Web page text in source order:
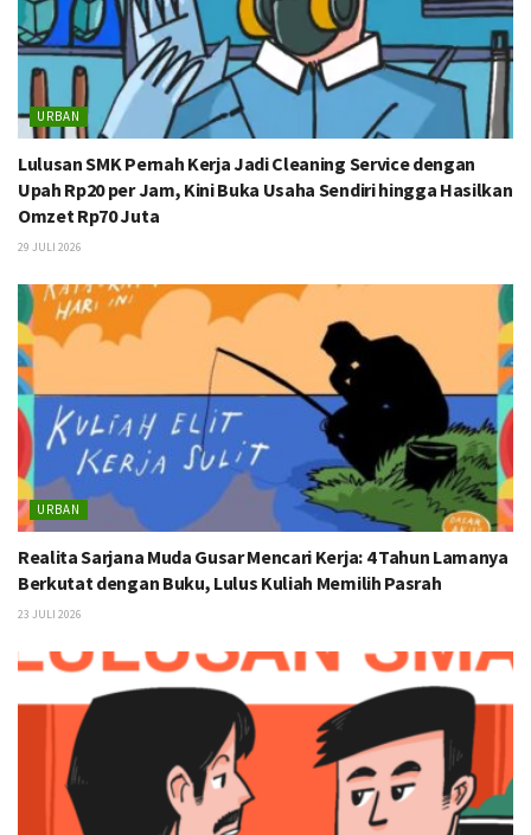
URBAN
Lulusan SMK Pernah Kerja Jadi Cleaning Service dengan
Upah Rp20 per Jam, Kini Buka Usaha Sendiri hingga Hasilkan
Omzet Rp70 Juta
29 JULI 2026
URBAN
Realita Sarjana Muda Gusar Mencari Kerja: 4 Tahun Lamanya
Berkutat dengan Buku, Lulus Kuliah Memilih Pasrah
23 JULI 2026